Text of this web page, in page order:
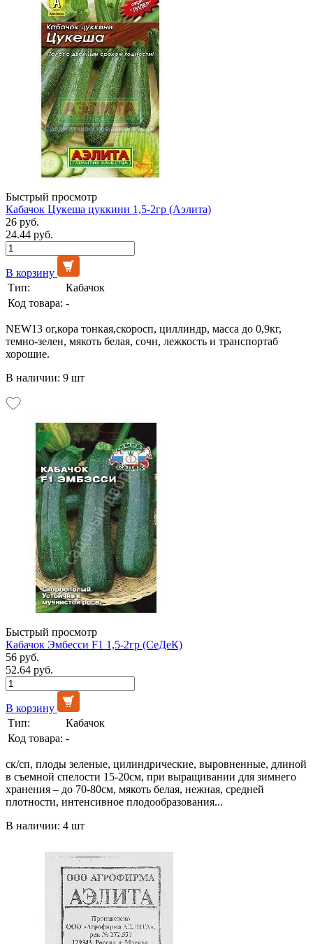
Быстрый просмотр
Кабачок Цукеша цуккини 1,5-2гр (Аэлита)
26 руб.
24.44 руб.
В корзину
Тип:
Кабачок
Код товара: -
NEW13 ог,кора тонкая,скоросп, циллиндр, масса до 0,9кг,
темно-зелен, мякоть белая, сочн, лежкость и транспортаб
хорошие.
В наличии: 9 шт
Быстрый просмотр
Кабачок Эмбесси F1 1,5-2гр (СеДеК)
56 руб.
52.64 руб.
В корзину
Тип:
Кабачок
Код товара: -
ск/сп, плоды зеленые, цилиндрические, выровненные, длиной
в съемной спелости 15-20см, при выращивании для зимнего
хранения – до 70-80см, мякоть белая, нежная, средней
плотности, интенсивное плодообразования...
В наличии: 4 шт